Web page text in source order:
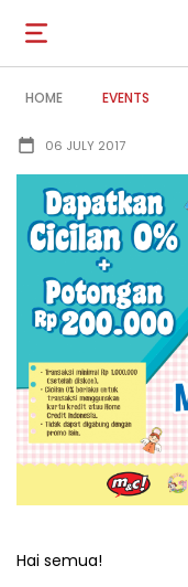
Open
navigation
HOME EVENTS
06 JULY 2017
Hai semua!